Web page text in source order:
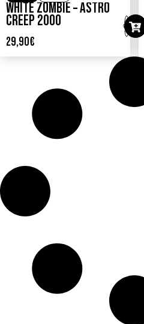
WHITE ZOMBIE – ASTRO
CREEP 2000
29,90€